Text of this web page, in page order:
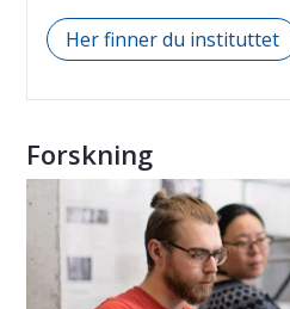
Her finner du instituttet
Forskning